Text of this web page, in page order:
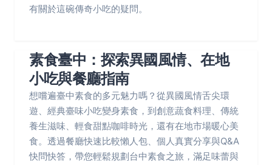
有關於這碗傳奇小吃的疑問。
素食臺中：探索異國風情、在地
小吃與餐廳指南
想嚐遍臺中素食的多元魅力嗎？從異國風情舌尖環
遊、經典臺味小吃變身素食，到創意蔬食料理、傳統
養生滋味、輕食甜點咖啡時光，還有在地市場暖心美
食。透過餐廳快速比較懶人包、個人真實分享與Q&A
快問快答，帶您輕鬆規劃台中素食之旅，滿足味蕾與